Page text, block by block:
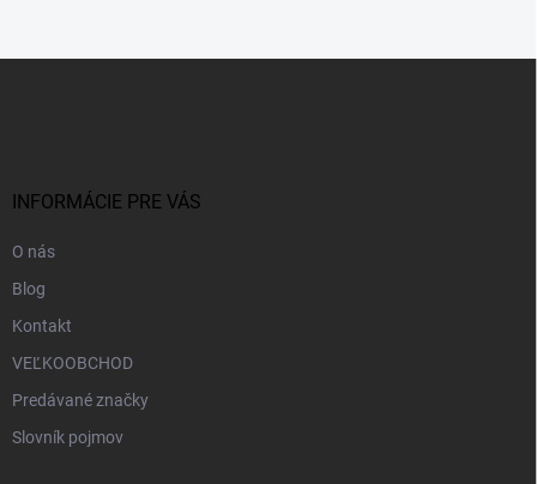
INFORMÁCIE PRE VÁS
O nás
Blog
Kontakt
VEĽKOOBCHOD
Predávané značky
Slovník pojmov